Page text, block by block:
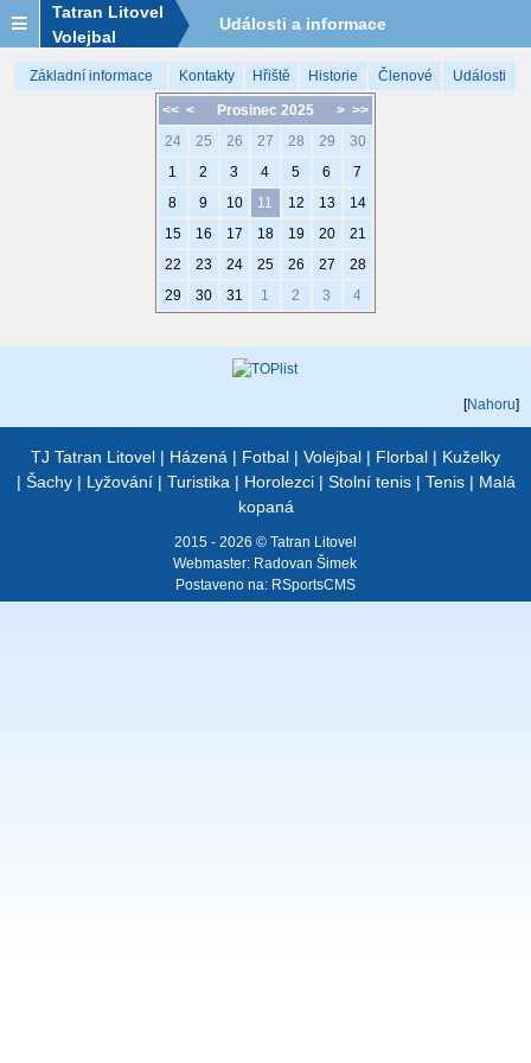
Tatran Litovel
Volejbal
Události a informace
Základní informace Kontakty Hřiště Historie Členové Události
<< < > >>
Prosinec 2025
24
25 26 27 28 29
30
1
2 3 4 5 6
7
8
9 10 11 12 13
14
15
16 17 18 19 20
21
22
23 24 25 26 27
28
29
30 31 1 2 3 4
[Nahoru]
TJ Tatran Litovel | Házená | Fotbal | Volejbal | Florbal | Kuželky
| Šachy| Lyžování| Turistika | Horolezci| Stolní tenis| Tenis| Malá
kopaná
2015 - 2026 © Tatran Litovel
Webmaster: Radovan Šimek
Postaveno na: RSportsCMS